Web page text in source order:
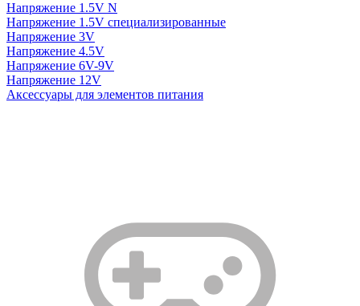
Напряжение 1.5V N
Напряжение 1.5V специализированные
Напряжение 3V
Напряжение 4.5V
Напряжение 6V-9V
Напряжение 12V
Аксессуары для элементов питания